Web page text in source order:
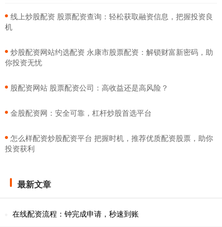
​线上炒股配资 股票配资查询：轻松获取融资信息，把握投资良
机
​炒股配资网站约选配资 永康市股票配资：解锁财富新密码，助
你投资无忧
​股配资网站 股票配资公司：高收益还是高风险？
​金股配资网：安全可靠，杠杆炒股首选平台
​怎么样配资炒股配资平台 把握时机，推荐优质配资股票，助你
投资获利
最新文章
在线配资流程：钟完成申请，秒速到账